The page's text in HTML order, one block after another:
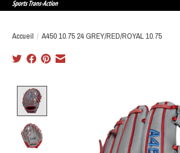
Accueil / A450 10.75 24 GREY/RED/ROYAL 10.75